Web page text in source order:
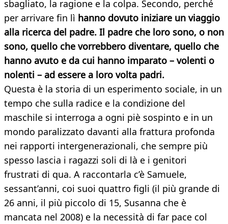
sbagliato, la ragione e la colpa. Secondo, perché
per arrivare fin lì hanno dovuto iniziare un viaggio
alla ricerca del padre. Il padre che loro sono, o non
sono, quello che vorrebbero diventare, quello che
hanno avuto e da cui hanno imparato – volenti o
nolenti – ad essere a loro volta padri.
Questa è la storia di un esperimento sociale, in un
tempo che sulla radice e la condizione del
maschile si interroga a ogni piè sospinto e in un
mondo paralizzato davanti alla frattura profonda
nei rapporti intergenerazionali, che sempre più
spesso lascia i ragazzi soli di là e i genitori
frustrati di qua. A raccontarla c’è Samuele,
sessant’anni, coi suoi quattro figli (il più grande di
26 anni, il più piccolo di 15, Susanna che è
mancata nel 2008) e la necessità di far pace col